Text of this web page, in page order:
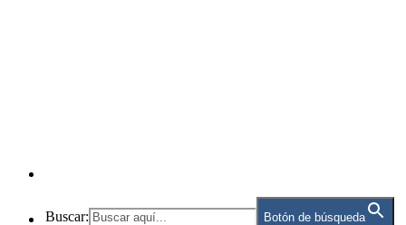
Buscar: Botón de búsqueda